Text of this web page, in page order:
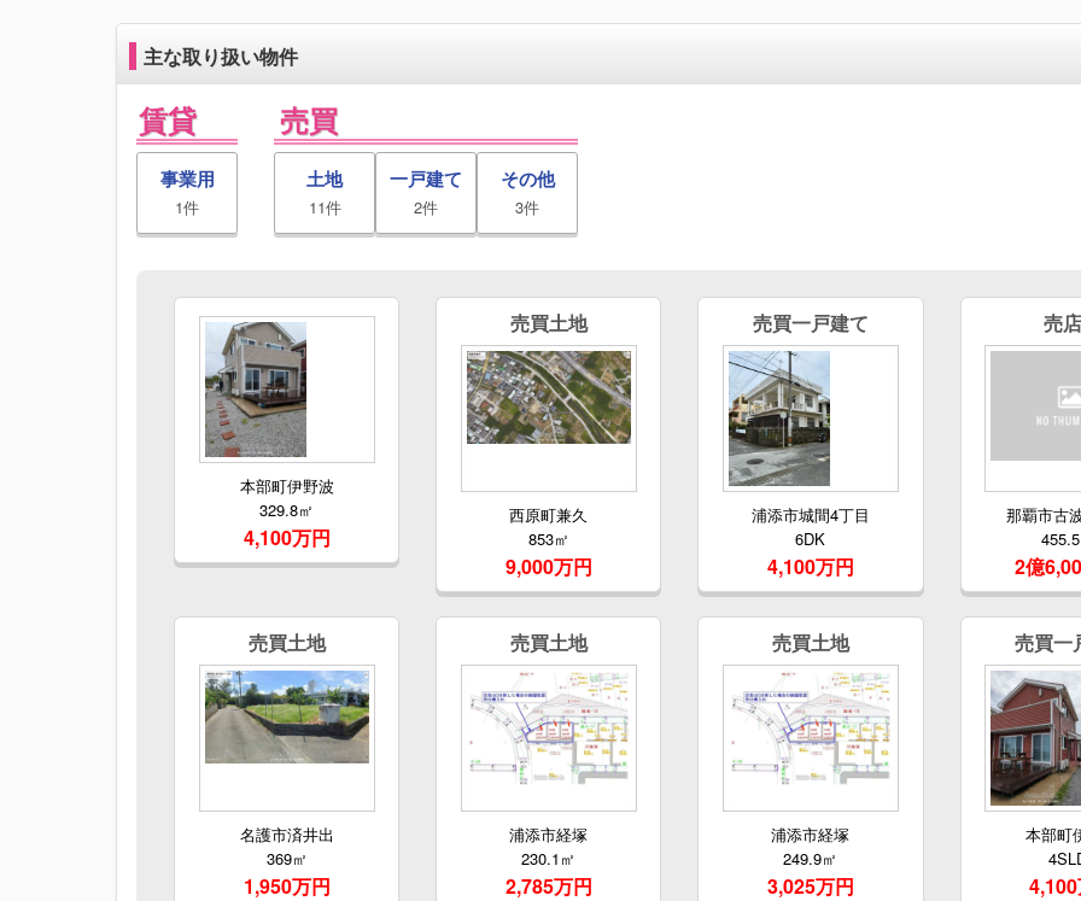
主な取り扱い物件
賃貸
事業用
1件
売買
土地
11件
一戸建て
2件
その他
3件
本部町伊野波
329.8㎡
4,100万円
売買土地
西原町兼久
853㎡
9,000万円
売買一戸建て
浦添市城間4丁目
6DK
4,100万円
売
那覇市古
2億
売買土地
名護市済井出
369㎡
1,950万円
売買土地
浦添市経塚
230.1㎡
2,785万円
売買土地
浦添市経塚
249.9㎡
3,025万円
売買一
本部町